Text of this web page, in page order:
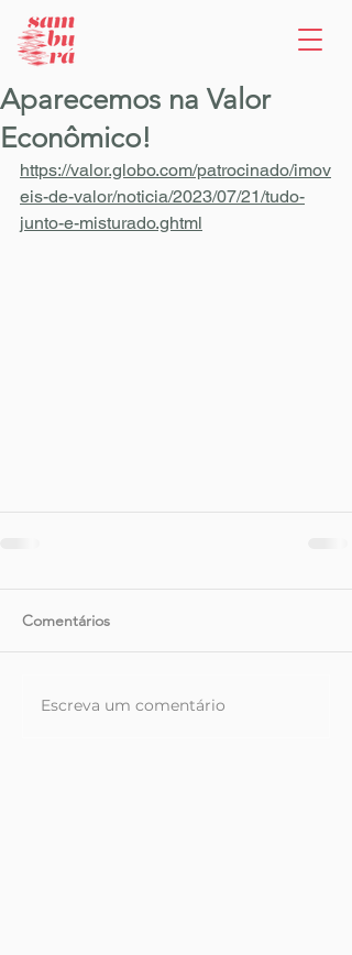
Aparecemos na Valor
Econômico!
https://valor.globo.com/patrocinado/imov
eis-de-valor/noticia/2023/07/21/tudo-
junto-e-misturado.ghtml
Comentários
Escreva um comentário